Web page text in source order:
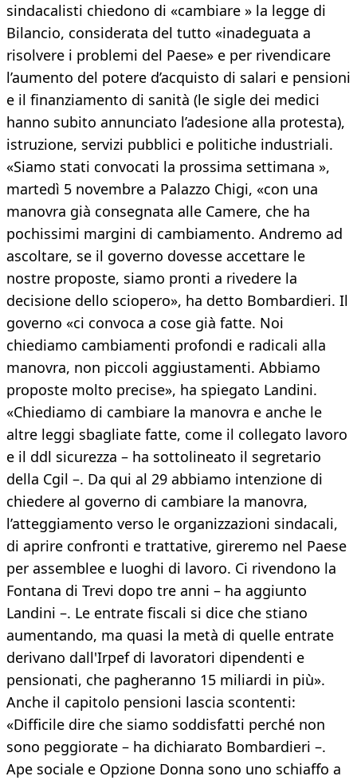
sindacalisti chiedono di «cambiare » la legge di
Bilancio, considerata del tutto «inadeguata a
risolvere i problemi del Paese» e per rivendicare
l’aumento del potere d’acquisto di salari e pensioni
e il finanziamento di sanità (le sigle dei medici
hanno subito annunciato l’adesione alla protesta),
istruzione, servizi pubblici e politiche industriali.
«Siamo stati convocati la prossima settimana »,
martedì 5 novembre a Palazzo Chigi, «con una
manovra già consegnata alle Camere, che ha
pochissimi margini di cambiamento. Andremo ad
ascoltare, se il governo dovesse accettare le
nostre proposte, siamo pronti a rivedere la
decisione dello sciopero», ha detto Bombardieri. Il
governo «ci convoca a cose già fatte. Noi
chiediamo cambiamenti profondi e radicali alla
manovra, non piccoli aggiustamenti. Abbiamo
proposte molto precise», ha spiegato Landini.
«Chiediamo di cambiare la manovra e anche le
altre leggi sbagliate fatte, come il collegato lavoro
e il ddl sicurezza – ha sottolineato il segretario
della Cgil –. Da qui al 29 abbiamo intenzione di
chiedere al governo di cambiare la manovra,
l’atteggiamento verso le organizzazioni sindacali,
di aprire confronti e trattative, gireremo nel Paese
per assemblee e luoghi di lavoro. Ci rivendono la
Fontana di Trevi dopo tre anni – ha aggiunto
Landini –. Le entrate fiscali si dice che stiano
aumentando, ma quasi la metà di quelle entrate
derivano dall'Irpef di lavoratori dipendenti e
pensionati, che pagheranno 15 miliardi in più».
Anche il capitolo pensioni lascia scontenti:
«Difficile dire che siamo soddisfatti perché non
sono peggiorate – ha dichiarato Bombardieri –.
Ape sociale e Opzione Donna sono uno schiaffo a